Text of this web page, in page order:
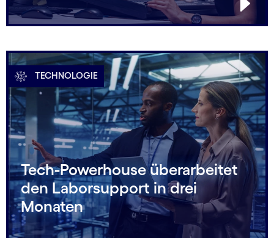
TECHNOLOGIE
Tech-Powerhouse überarbeitet
den Laborsupport in drei
Monaten